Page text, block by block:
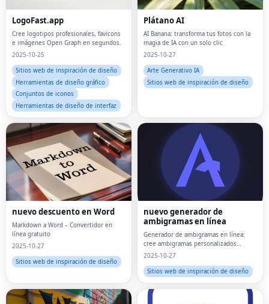
LogoFast.app
Cree logotipos profesionales, favicons
e imágenes Open Graph en segundos.
2025-10-25
Sitios web de inspiración de diseño
Herramientas de diseño gráfico
Conjuntos de iconos
Herramientas de diseño de interfaz
Plátano AI
AI Banana: transforma tus fotos con la
magia de IA con un solo clic
2025-10-27
Arte Generativo IA
Sitios web de inspiración de diseño
nuevo descuento en Word
Markdown a Word – Convertidor en
línea gratuito
2025-10-27
Sitios web de inspiración de diseño
nuevo generador de
ambigramas en línea
Generador de ambigramas en línea:
cree ambigramas personalizados
fácilmente
2025-10-27
Sitios web de inspiración de diseño